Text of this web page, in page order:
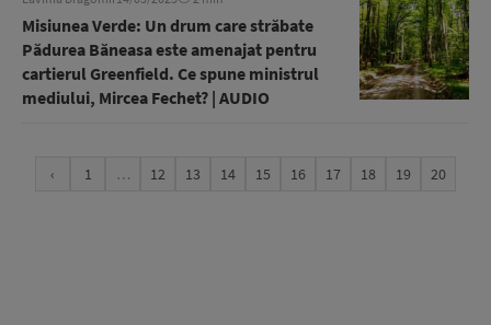
Misiunea Verde: Un drum care străbate
Pădurea Băneasa este amenajat pentru
cartierul Greenfield. Ce spune ministrul
mediului, Mircea Fechet? | AUDIO
‹ 1 … 12 13 14 15 16 17 18 19 20